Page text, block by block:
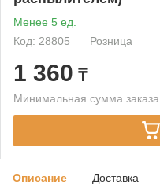
Менее 5 ед.
Код: 28805
Розница
1 360 ₸
Минимальная сумма
Описание Доставка